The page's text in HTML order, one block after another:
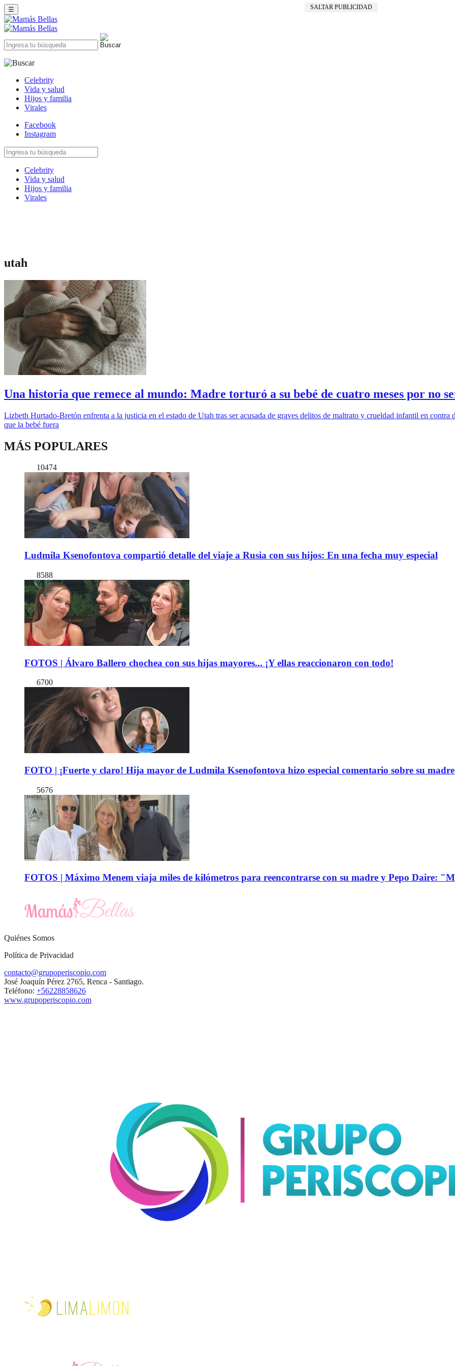
SALTAR PUBLICIDAD
☰
Celebrity
Vida y salud
Hijos y familia
Virales
Facebook
Instagram
Celebrity
Vida y salud
Hijos y familia
Virales
utah
Una historia que remece al mundo: Madre torturó a su bebé de cuatro meses por no
Lizbeth Hurtado-Bretón enfrenta a la justicia en el estado de Utah tras ser acusada de graves delitos de maltrato y crueldad infantil en
que la bebé fuera
MÁS POPULARES
10474
Ludmila Ksenofontova compartió detalle del viaje a Rusia con sus hijos: En una fecha muy especial
8588
FOTOS | Álvaro Ballero chochea con sus hijas mayores... ¡Y ellas reaccionaron con todo!
6700
FOTO | ¡Fuerte y claro! Hija mayor de Ludmila Ksenofontova hizo especial comentario sobre su madre
5676
FOTOS | Máximo Menem viaja miles de kilómetros para reencontrarse con su madre y Pepo Daire:
Quiénes Somos
Política de Privacidad
contacto@grupoperiscopio.com
José Joaquín Pérez 2765, Renca - Santiago.
Teléfono: +56228858626
www.grupoperiscopio.com